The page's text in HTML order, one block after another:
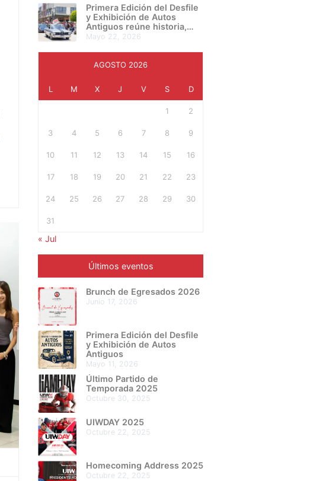
en una noche de
creatividad e innovación
Primera Edición del Desfile
y Exhibición de Autos
Antiguos reúne historia,
cultura y pasión automotriz
mayo 22, 2026
AGOSTO 2026
L M X J V S D
1 2
3 4 5 6 7 8 9
10 11 12 13 14 15 16
17 18 19 20 21 22 23
24 25 26 27 28 29 30
31
« Jul
Últimos eventos
Brunch de Egresados 2026
junio 17, 2026
Primera Edición del Desfile
y Exhibición de Autos
Antiguos
mayo 11, 2026
Último Partido de
Temporada 2025
octubre 30, 2025
UIWDAY 2025
octubre 22, 2025
Homecoming Address 2025
octubre 22, 2025